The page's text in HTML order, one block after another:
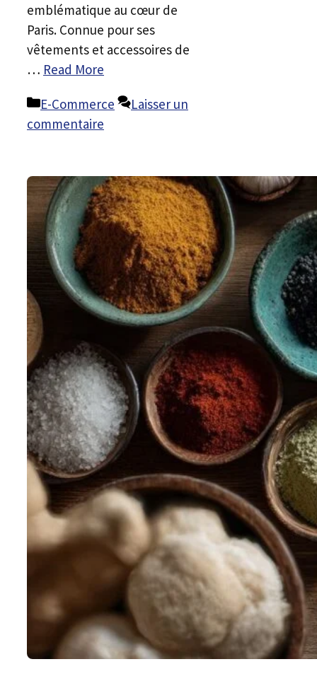
emblématique au cœur de
Paris. Connue pour ses
vêtements et accessoires de
… Read More
Catégories
E-Commerce
Laisser un
commentaire